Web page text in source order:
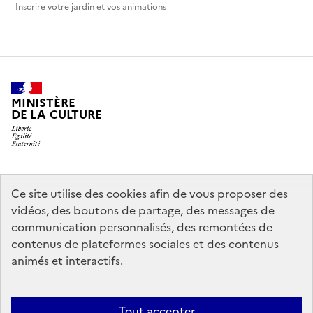
Ce site utilise des cookies afin de vous proposer des
vidéos, des boutons de partage, des messages de
communication personnalisés, des remontées de
contenus de plateformes sociales et des contenus
animés et interactifs.
Inscrire votre jardin et vos animations
MINISTÈRE
DE LA CULTURE
legifrance.gouv.fr
info.gouv.fr
service-public.gouv.fr
data.gouv.fr
Politique d’utilisation des témoins de connexion (cookies)